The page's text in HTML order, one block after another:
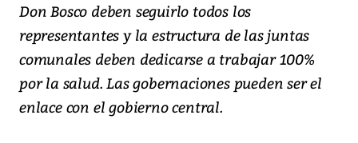
Don Bosco deben seguirlo todos los
representantes y la estructura de las juntas
comunales deben dedicarse a trabajar 100%
por la salud. Las gobernaciones pueden ser el
enlace con el gobierno central.